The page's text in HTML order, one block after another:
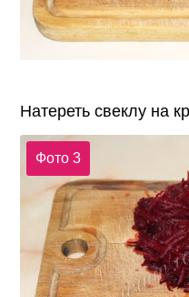
Натереть свеклу на
Фото 3